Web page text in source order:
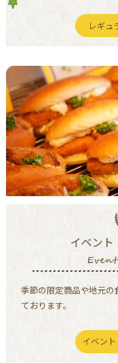
レギュ
イベント
季節の限定商品や地元
ております。
イベン